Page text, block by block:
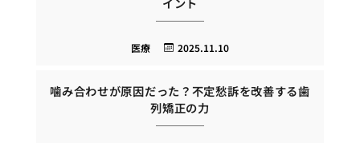
2025.11.10
医療
噛み合わせが原因だった？不定愁訴を改善する歯
列矯正の力